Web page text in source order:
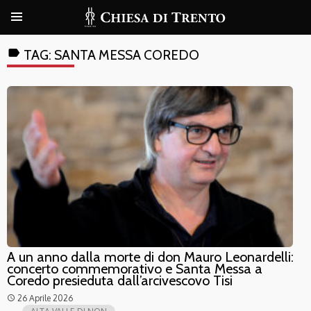
label TAG: SANTA MESSA COREDO
A un anno dalla morte di don Mauro Leonardelli:
concerto commemorativo e Santa Messa a
Coredo presieduta dall’arcivescovo Tisi
access_time 26 Aprile 2026